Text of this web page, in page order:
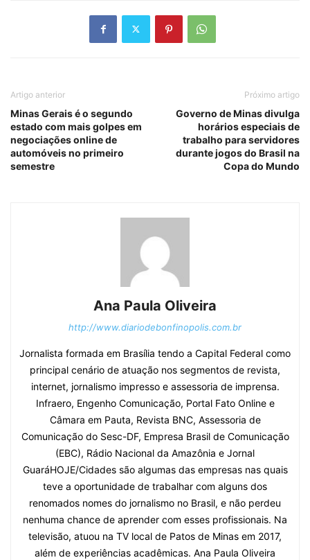
Artigo anterior
Minas Gerais é o segundo
estado com mais golpes em
negociações online de
automóveis no primeiro
semestre
Próximo artigo
Governo de Minas divulga
horários especiais de
trabalho para servidores
durante jogos do Brasil na
Copa do Mundo
Ana Paula Oliveira
http://www.diariodebonfinopolis.com.br
Jornalista formada em Brasília tendo a Capital Federal como
principal cenário de atuação nos segmentos de revista,
internet, jornalismo impresso e assessoria de imprensa.
Infraero, Engenho Comunicação, Portal Fato Online e
Câmara em Pauta, Revista BNC, Assessoria de
Comunicação do Sesc-DF, Empresa Brasil de Comunicação
(EBC), Rádio Nacional da Amazônia e Jornal
GuaráHOJE/Cidades são algumas das empresas nas quais
teve a oportunidade de trabalhar com alguns dos
renomados nomes do jornalismo no Brasil, e não perdeu
nenhuma chance de aprender com esses profissionais. Na
televisão, atuou na TV local de Patos de Minas em 2017,
além de experiências acadêmicas. Ana Paula Oliveira